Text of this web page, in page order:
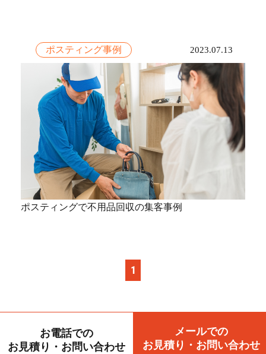
ポスティング事例 2023.07.13
ポスティングで不用品回収の集客事例
1
お電話での
お見積り・お問い合わせ
メールでの
お見積り・お問い合わせ